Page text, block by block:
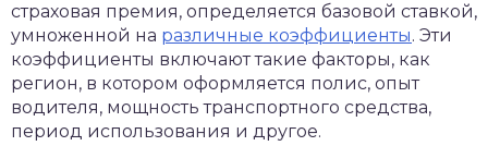
страховая премия, определяется базовой ставкой,
умноженной на различные коэффициенты. Эти
коэффициенты включают такие факторы, как
регион, в котором оформляется полис, опыт
водителя, мощность транспортного средства,
период использования и другое.